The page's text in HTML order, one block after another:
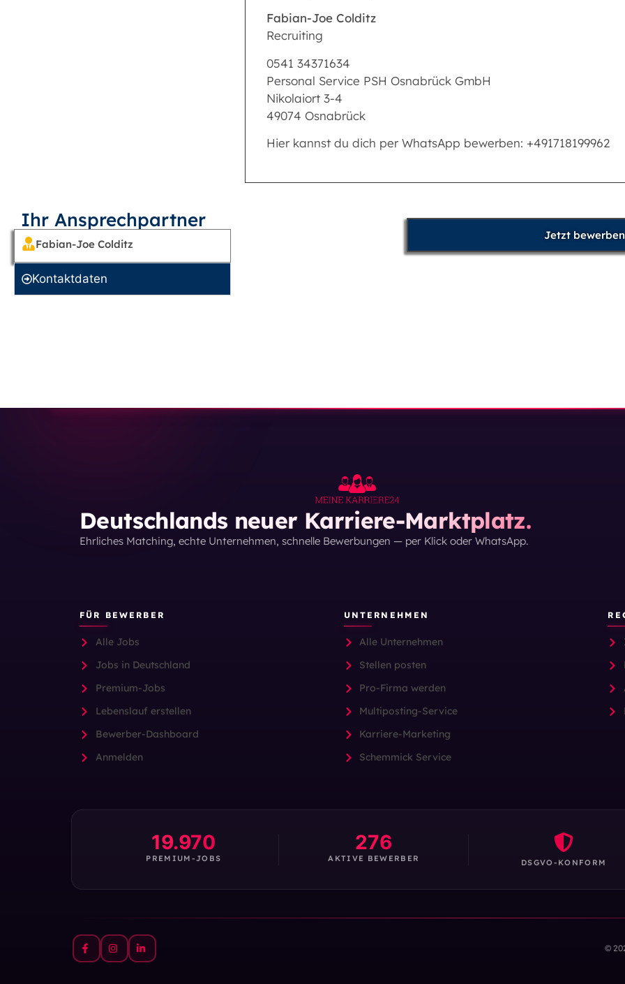
Fabian-Joe Colditz
Recruiting
0541 34371634
Personal Service PSH Osnabrück GmbH
Nikolaiort 3-4
49074 Osnabrück
Hier kannst du dich per WhatsApp bewerben: +491718199962
Ihr Ansprechpartner
Fabian-Joe Colditz
Kontakt­daten
Jetzt bewerben
Deutschlands neuer Karriere-Marktplatz.
Ehrliches Matching, echte Unternehmen, schnelle Bewerbungen — per Klick oder WhatsApp.
FÜR BEWERBER
Alle Jobs
Jobs in Deutschland
Premium-Jobs
Lebenslauf erstellen
Bewerber-Dashboard
Anmelden
UNTERNEHMEN
Alle Unternehmen
Stellen posten
Pro-Firma werden
Multiposting-Service
Karriere-Marketing
Schemmick Service
19.970
PREMIUM-JOBS
276
AKTIVE BEWERBER DSGVO-KONFORM
©